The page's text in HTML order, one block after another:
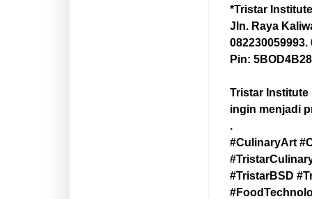
*Tristar
Jln. Raya
082230059993.
Pin:
Tristar Institute
ingin menjadi
.
#CulinaryArt
#TristarBSD